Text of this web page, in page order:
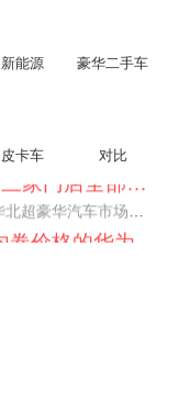
新能源 豪华二手车
皮卡车 对比